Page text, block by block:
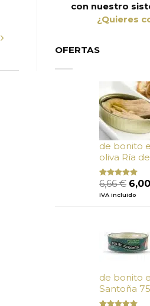
con nuestro
¿Quieres
OFERTAS
de bonito
oliva Ría
Valorado
con
de 5
6,66€ El
6,00
IVA incluido
de bonito
Santoña